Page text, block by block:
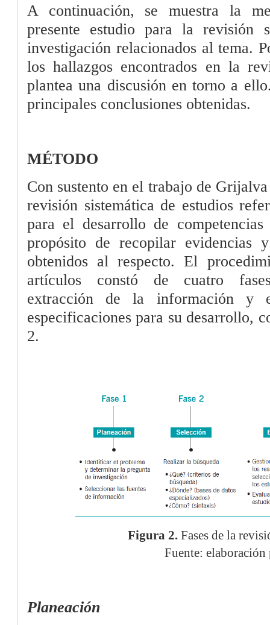
A continuación, se muestra la
presente estudio para la revisión
investigación relacionados al tema.
los hallazgos encontrados en la
plantea una discusión en torno a
principales conclusiones obtenidas.
MÉTODO
Con sustento en el trabajo de
revisión sistemática de estudios
para el desarrollo de
propósito de recopilar evidencias
obtenidos al respecto. El
artículos constó de cuatro
extracción de la información y
especificaciones para su desarrollo,
2.
Figura 2. Fases de la
Fuente:
Planeación